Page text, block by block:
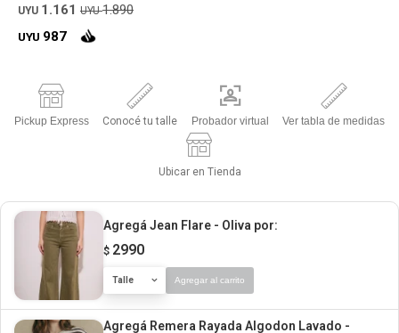
UYU 1.161 UYU 1.890
UYU 987
Pickup Express Conocé tu talle Probador virtual Ver tabla de medidas
Ubicar en Tienda
Agregá Jean Flare - Oliva por:
$ 2990
Talle Agregar al carrito
Agregá Remera Rayada Algodon Lavado -